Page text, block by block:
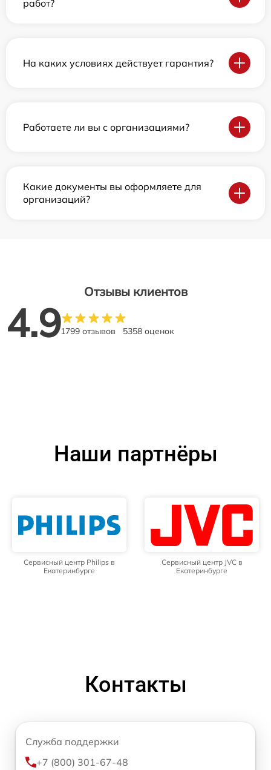
работ?
На каких условиях действует гарантия?
Работаете ли вы с организациями?
Какие документы вы оформляете для
организаций?
Отзывы клиентов
4.91799 отзывов 5358 оценок
Наши партнёры
Сервисный центр Philips в
Екатеринбурге
Сервисный центр JVC в
Екатеринбурге
Контакты
Служба поддержки
+7 (800) 301-67-48